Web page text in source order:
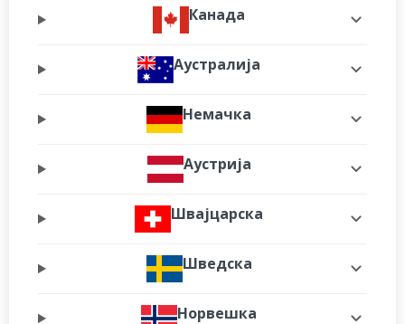
Канада
Аустралија
Немачка
Аустрија
Швајцарска
Шведска
Норвешка